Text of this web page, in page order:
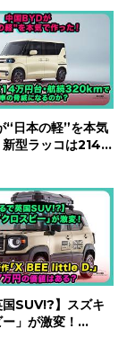
レビュー #新
ランダーphev
“日本の軽”を本気
型ラッコは214万
で国産車の
国SUV!?】スズキ
ー」が激変！
「X BEE little